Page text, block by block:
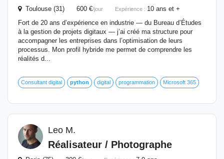
Toulouse (31) 600 €/jour Expérience : 10 ans et +
Fort de 20 ans d’expérience en industrie — du Bureau d’Études
à la gestion de projets digitaux — j’ai créé ma structure pour
accompagner les entreprises dans l’optimisation de leurs
processus. Mon profil hybride me permet de comprendre les
réalités d...
Consultant digital python digital programmation Microsoft 365
Leo M.
Réalisateur / Photographe